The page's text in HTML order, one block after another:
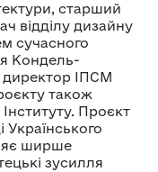
старший
відділу дизайну
сучасного
Кондель-
директор ІПСМ
також
Інституту. Проєкт
Українського
ширше
зусилля